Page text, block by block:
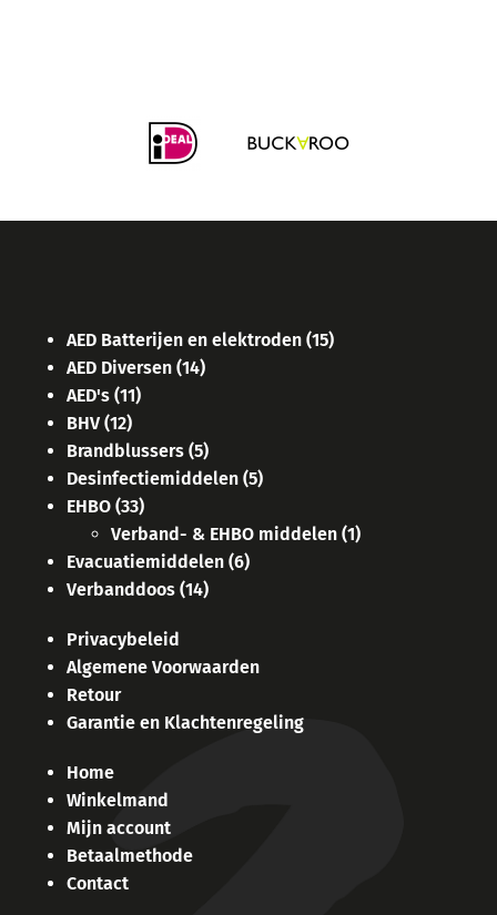
AED Batterijen en elektroden (15)
AED Diversen (14)
AED's (11)
BHV (12)
Brandblussers (5)
Desinfectiemiddelen (5)
EHBO (33)
Verband- & EHBO middelen (1)
Evacuatiemiddelen (6)
Verbanddoos (14)
Privacybeleid
Algemene Voorwaarden
Retour
Garantie en Klachtenregeling
Home
Winkelmand
Mijn account
Betaalmethode
Contact